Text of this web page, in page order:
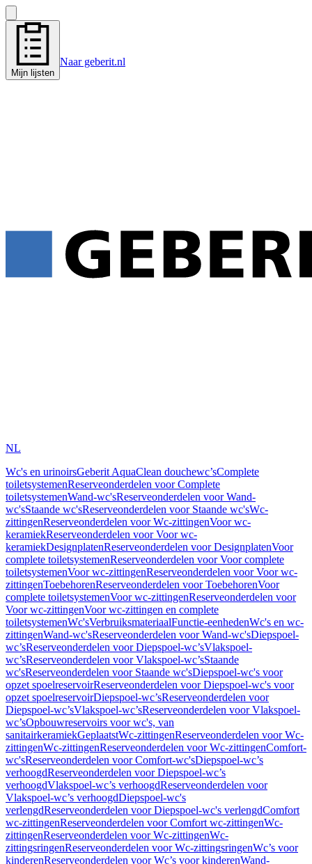
Mijn lijsten
Naar geberit.nl
NL
Wc's en urinoirsGeberit AquaClean douchewc’sComplete
toiletsystemenReserveonderdelen voor Complete
toiletsystemenWand-wc'sReserveonderdelen voor Wand-
wc'sStaande wc'sReserveonderdelen voor Staande wc'sWc-
zittingenReserveonderdelen voor Wc-zittingenVoor wc-
keramiekReserveonderdelen voor Voor wc-
keramiekDesignplatenReserveonderdelen voor DesignplatenVoor
complete toiletsystemenReserveonderdelen voor Voor complete
toiletsystemenVoor wc-zittingenReserveonderdelen voor Voor wc-
zittingenToebehorenReserveonderdelen voor ToebehorenVoor
complete toiletsystemenVoor wc-zittingenReserveonderdelen voor
Voor wc-zittingenVoor wc-zittingen en complete
toiletsystemenWc'sVerbruiksmateriaalFunctie-eenhedenWc's en wc-
zittingenWand-wc'sReserveonderdelen voor Wand-wc'sDiepspoel-
wc’sReserveonderdelen voor Diepspoel-wc’sVlakspoel-
wc’sReserveonderdelen voor Vlakspoel-wc’sStaande
wc'sReserveonderdelen voor Staande wc'sDiepspoel-wc's voor
opzet spoelreservoirReserveonderdelen voor Diepspoel-wc's voor
opzet spoelreservoirDiepspoel-wc’sReserveonderdelen voor
Diepspoel-wc’sVlakspoel-wc’sReserveonderdelen voor Vlakspoel-
wc’sOpbouwreservoirs voor wc's, van
sanitairkeramiekGeplaatstWc-zittingenReserveonderdelen voor Wc-
zittingenWc-zittingenReserveonderdelen voor Wc-zittingenComfort-
wc'sReserveonderdelen voor Comfort-wc'sDiepspoel-wc’s
verhoogdReserveonderdelen voor Diepspoel-wc’s
verhoogdVlakspoel-wc’s verhoogdReserveonderdelen voor
Vlakspoel-wc’s verhoogdDiepspoel-wc's
verlengdReserveonderdelen voor Diepspoel-wc's verlengdComfort
wc-zittingenReserveonderdelen voor Comfort wc-zittingenWc-
zittingenReserveonderdelen voor Wc-zittingenWc-
zittingsringenReserveonderdelen voor Wc-zittingsringenWc’s voor
kinderenReserveonderdelen voor Wc’s voor kinderenWand-